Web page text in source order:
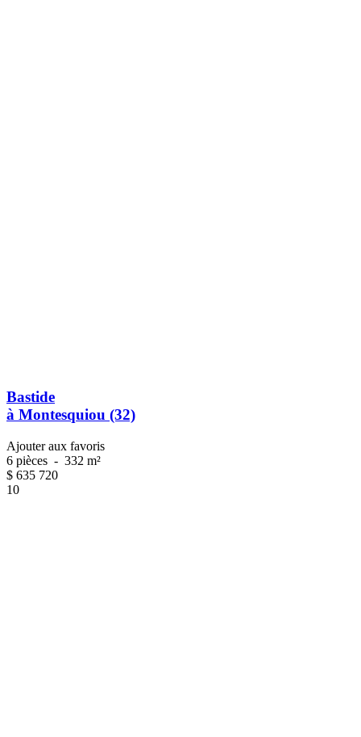
Bastide
à Montesquiou (32)
Ajouter aux favoris
6 pièces - 332 m²
$ 635 720
10